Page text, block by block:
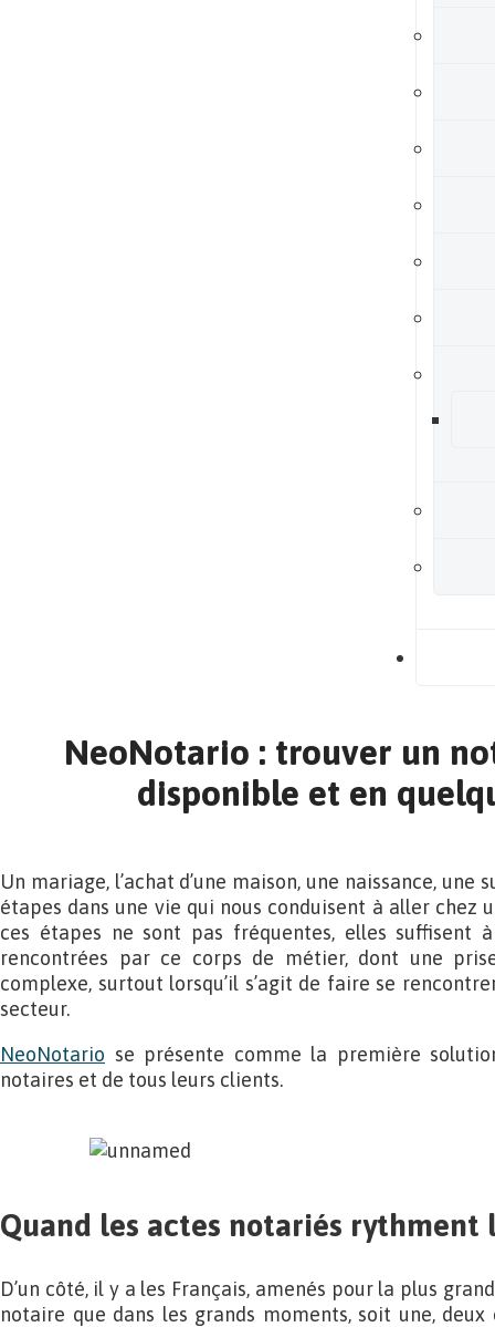
NeoNotario : trouver un
disponible et en
Un mariage, l’achat d’une maison, une naissance, une
étapes dans une vie qui nous conduisent à aller chez
ces étapes ne sont pas fréquentes, elles suffisent
rencontrées par ce corps de métier, dont une
complexe, surtout lorsqu’il s’agit de faire se
secteur.
NeoNotario se présente comme la première
notaires et de tous leurs clients.
Quand les actes notariés rythment
D’un côté, il y a les Français, amenés pour la plus
notaire que dans les grands moments, soit une,